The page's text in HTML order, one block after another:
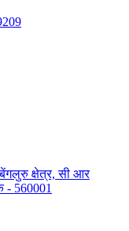
क्षेत्र, सी आर
- 560001